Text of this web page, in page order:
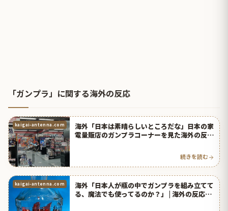
「ガンプラ」に関する海外の反応
kaigai-antenna.com
海外「日本は素晴らしいところだな」日本の家
電量販店のガンプラコーナーを見た海外の反応
続きを読む
kaigai-antenna.com
海外「日本人が瓶の中でガンプラを組み立てて
る、魔法でも使ってるのか？」 | 海外の反応ア